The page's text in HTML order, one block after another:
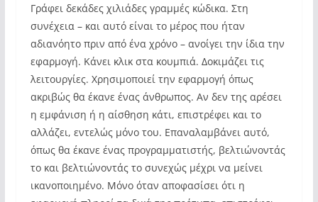
Γράφει δεκάδες χιλιάδες γραμμές κώδικα. Στη
συνέχεια – και αυτό είναι το μέρος που ήταν
αδιανόητο πριν από ένα χρόνο – ανοίγει την ίδια την
εφαρμογή. Κάνει κλικ στα κουμπιά. Δοκιμάζει τις
λειτουργίες. Χρησιμοποιεί την εφαρμογή όπως
ακριβώς θα έκανε ένας άνθρωπος. Αν δεν της αρέσει
η εμφάνιση ή η αίσθηση κάτι, επιστρέφει και το
αλλάζει, εντελώς μόνο του. Επαναλαμβάνει αυτό,
όπως θα έκανε ένας προγραμματιστής, βελτιώνοντάς
το και βελτιώνοντάς το συνεχώς μέχρι να μείνει
ικανοποιημένο. Μόνο όταν αποφασίσει ότι η